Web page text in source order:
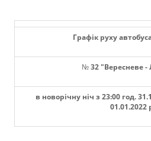
Графік руху
№32"Вересневе-
в новорічну ніч з 23:00 год.
01.01.2022